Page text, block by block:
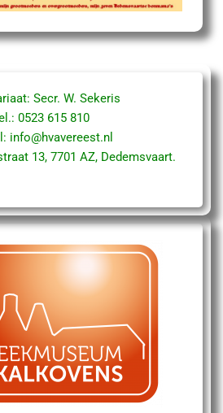
Secr. W. Sekeris
0523 615 810
info@hvavereest.nl
13, 7701 AZ, Dedemsvaart.